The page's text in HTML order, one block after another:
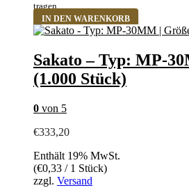
tragen.
IN DEN WARENKORB
Sakato – Typ: MP-
(1.000 Stück)
0 von 5
€333,20
Enthält 19% MwSt.
(€0,33 / 1 Stück)
zzgl. Versand